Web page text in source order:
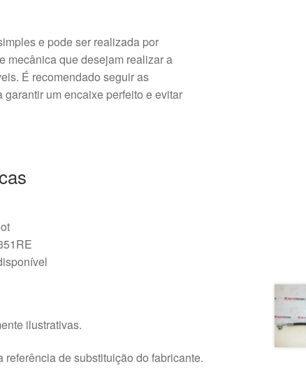
e pode ser realizada por
mecânica que desejam realizar a
É recomendado seguir as
um encaixe perfeito e evitar
ilustrativas.
de substituição do fabricante.